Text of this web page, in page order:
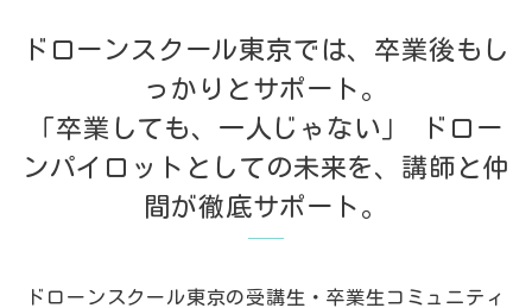
ドローンスクール東京では、卒業後もし
っかりとサポート。
「卒業しても、一人じゃない」
ドロー
ンパイロットとしての未来を、講師と仲
間が徹底サポート。
ドローンスクール東京の受講生・卒業生コミュニティ